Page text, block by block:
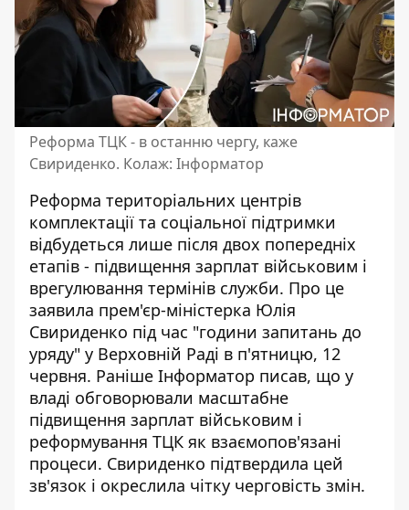
Реформа ТЦК - в останню чергу, каже
Свириденко. Колаж: Інформатор
Реформа територіальних центрів
комплектації та соціальної підтримки
відбудеться лише після двох попередніх
етапів - підвищення зарплат військовим і
врегулювання термінів служби. Про це
заявила прем'єр-міністерка Юлія
Свириденко під час "години запитань до
уряду" у Верховній Раді в п'ятницю, 12
червня. Раніше Інформатор писав, що у
владі обговорювали масштабне
підвищення зарплат військовим і
реформування ТЦК як взаємопов'язані
процеси. Свириденко підтвердила цей
зв'язок і окреслила чітку черговість змін.